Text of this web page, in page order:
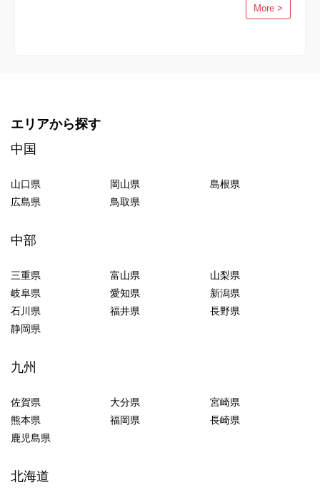
More >
エリアから探す
中国
山口県 岡山県
島根県
広島県
鳥取県
中部
三重県 富山県
山梨県
岐阜県
愛知県
新潟県
石川県
福井県
長野県
静岡県
九州
佐賀県 大分県
宮崎県
熊本県
福岡県
長崎県
鹿児島県
北海道